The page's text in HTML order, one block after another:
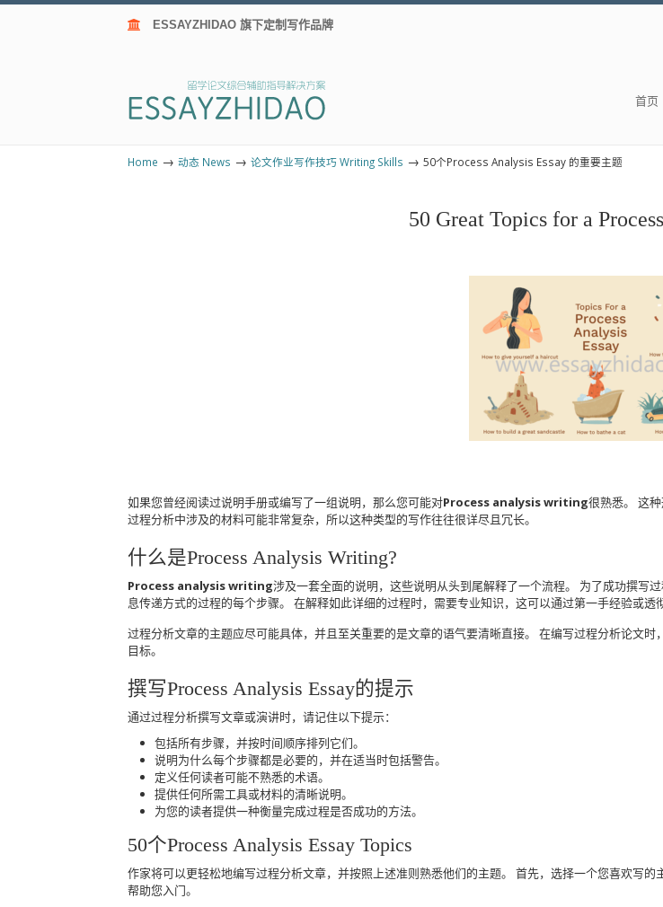
ESSAYZHIDAO 旗下定制写作品牌
首页
Home → 动态 News → 论文作业写作技巧 Writing Skills → 50个Process Analysis Essay 的重要主题
50 Great Topics for a
如果您曾经阅读过说明手册或编写了一组说明，那么您可能对Process analysis writing很熟悉。 这
过程分析中涉及的材料可能非常复杂，所以这种类型的写作往往很详尽且冗长。
什么是Process Analysis Writing?
Process analysis writing涉及一套全面的说明，这些说明从头到尾解释了一个流程。
为了成功撰写
息传递方式的过程的每个步骤。
在解释如此详细的过程时，需要专业知识，这可以通过第一手经验或透
过程分析文章的主题应尽可能具体，并且至关重要的是文章的语气要清晰直接。
在编写过程分析论文时
目标。
撰写Process Analysis Essay的提示
通过过程分析撰写文章或演讲时，请记住以下提示：
包括所有步骤，并按时间顺序排列它们。
说明为什么每个步骤都是必要的，并在适当时包括警告。
定义任何读者可能不熟悉的术语。
提供任何所需工具或材料的清晰说明。
为您的读者提供一种衡量完成过程是否成功的方法。
50个Process Analysis Essay Topics
作家将可以更轻松地编写过程分析文章，并按照上述准则熟悉他们的主题。 首先，选择一个您喜欢写的
帮助您入门。